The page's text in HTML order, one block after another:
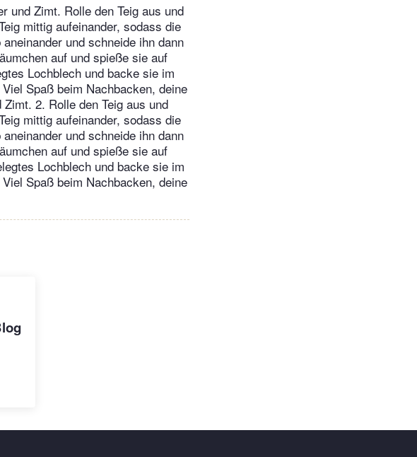
und Zimt. Rolle den Teig aus und
mittig aufeinander, sodass die
und schneide ihn dann
auf und spieße sie auf
Lochblech und backe sie im
Spaß beim Nachbacken, deine
2. Rolle den Teig aus und
mittig aufeinander, sodass die
und schneide ihn dann
auf und spieße sie auf
Lochblech und backe sie im
Spaß beim Nachbacken, deine